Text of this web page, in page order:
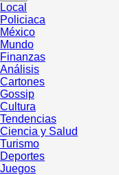
Local
Policiaca
México
Mundo
Finanzas
Análisis
Cartones
Gossip
Cultura
Tendencias
Ciencia y Salud
Turismo
Deportes
Juegos